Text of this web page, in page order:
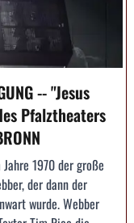
-- "Jesus
Pfalztheaters
1970 der große
der dann der
wurde. Webber